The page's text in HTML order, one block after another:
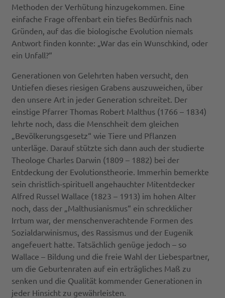
Methoden der Verhütung hinzugekommen. Eine
einfache Frage offenbart ein tiefes Bedürfnis nach
Gründen, auf das die biologische Evolution niemals
Antwort finden konnte: „War das ein Wunschkind, oder
ein Unfall?“
Generationen von Gelehrten haben versucht, den
Untiefen dieses riesigen Grabens auszuweichen, über
den unsere Art in jeder Generation schreitet. Der
einstige Pfarrer Thomas Robert Malthus (1766 – 1834)
lehrte noch, dass die Menschheit dem gleichen
„Bevölkerungsgesetz“ wie Tiere und Pflanzen
unterläge. Darauf stützte sich dann auch der studierte
Theologe Charles Darwin (1809 – 1882) bei der
Entdeckung der Evolutionstheorie. Immerhin bemerkte
sein christlich-spirituell angehauchter Mitentdecker
Alfred Russel Wallace (1823 – 1913) im hohen Alter
noch, dass der „Malthusianismus“ ein schrecklicher
Irrtum war, der menschenverachtende Formen des
Sozialdarwinismus, des Rassismus und der Eugenik
angefeuert hatte. Tatsächlich genüge jedoch – so
Wallace – Bildung und die freie Wahl der Liebespartner,
um die Geburtenraten auf ein erträgliches Maß zu
senken und die Qualität kommender Generationen in
jeder Hinsicht zu gewährleisten.